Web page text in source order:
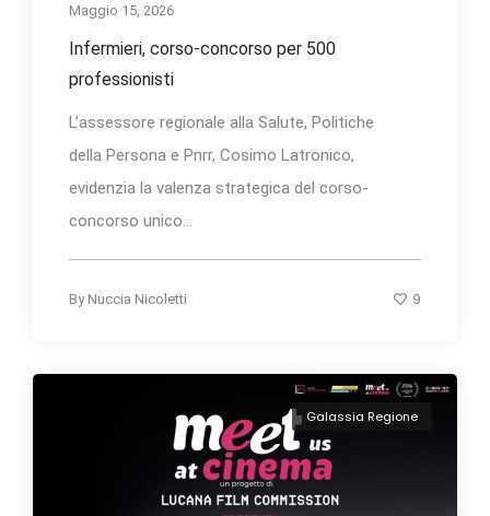
Maggio 15, 2026
Infermieri, corso-concorso per 500
professionisti
L’assessore regionale alla Salute, Politiche
della Persona e Pnrr, Cosimo Latronico,
evidenzia la valenza strategica del corso-
concorso unico...
By Nuccia Nicoletti 9
Galassia Regione